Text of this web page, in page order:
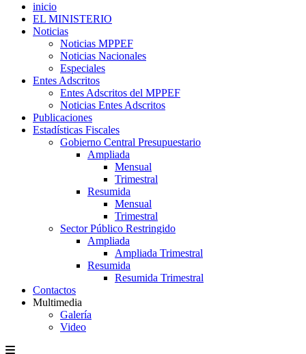
inicio
EL MINISTERIO
Noticias
Noticias MPPEF
Noticias Nacionales
Especiales
Entes Adscritos
Entes Adscritos del MPPEF
Noticias Entes Adscritos
Publicaciones
Estadísticas Fiscales
Gobierno Central Presupuestario
Ampliada
Mensual
Trimestral
Resumida
Mensual
Trimestral
Sector Público Restringido
Ampliada
Ampliada Trimestral
Resumida
Resumida Trimestral
Contactos
Multimedia
Galería
Video